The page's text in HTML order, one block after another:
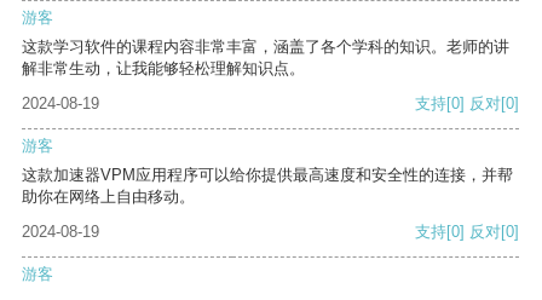
游客
这款学习软件的课程内容非常丰富，涵盖了各个学科的知识。老师的讲
解非常生动，让我能够轻松理解知识点。
2024-08-19
支持[0] 反对[0]
游客
这款加速器VPM应用程序可以给你提供最高速度和安全性的连接，并帮
助你在网络上自由移动。
2024-08-19
支持[0] 反对[0]
游客